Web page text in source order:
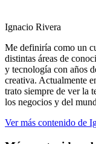
Ignacio Rivera
Me definiría como un
distintas áreas de
y tecnología con años
creativa. Actualmente
trato siempre de ver la
los negocios y del
Ver más contenido de